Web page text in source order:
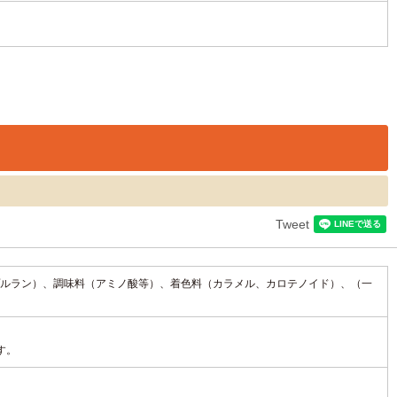
Tweet
ラン）、調味料（アミノ酸等）、着色料（カラメル、カロテノイド）、（一